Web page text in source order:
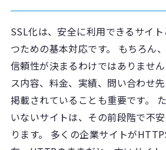
SSL化は、安全に利用できるサイ
つための基本対応です。 もちろん
信頼性が決まるわけではありませ
ス内容、料金、実績、問い合わせ
掲載されていることも重要です。
いないサイトは、その前段階で不
ります。 多くの企業サイトが